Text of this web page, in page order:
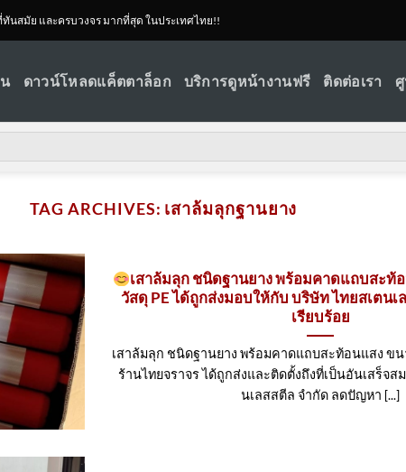
นสมัย และครบวงจร มากที่สุด ในประเทศไทย!!
ดาวน์โหลดแค็ตตาล็อก บริการดูหน้างานฟรี ติดต่อเรา
TAG ARCHIVES: เสาล้มลุกฐานยาง
เสาล้มลุก ชนิดฐานยาง พร้อมคาดแถบสะท้
วัสดุ PE ได้ถูกส่งมอบให้กับ บริษัท ไทยสเตนเ
เรียบร้อย
เสาล้มลุก ชนิดฐานยาง พร้อมคาดแถบสะท้อนแสง ขน
ร้านไทยจราจร ได้ถูกส่งและติดตั้งถึงที่เป็นอันเสร็จส
นเลสสตีล จำกัด ลดปัญหา [...]